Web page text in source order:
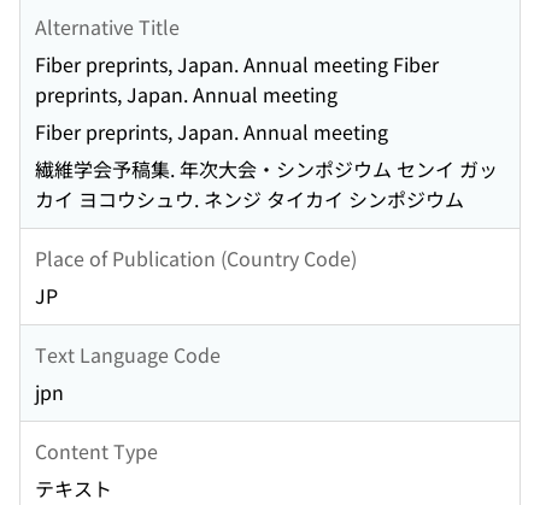
Alternative Title
Fiber preprints, Japan. Annual meeting Fiber
preprints, Japan. Annual meeting
Fiber preprints, Japan. Annual meeting
繊維学会予稿集. 年次大会・シンポジウム センイ ガッ
カイ ヨコウシュウ. ネンジ タイカイ シンポジウム
Place of Publication (Country Code)
JP
Text Language Code
jpn
Content Type
テキスト